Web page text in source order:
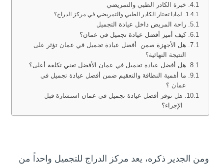
خبرة الكادر الطبي والتمريضي
لماذا تختار الكادر الطبي والتمريضي في مركز الدراج؟
راحة المريض داخل عيادة التجميل
كيف أميز أفضل عيادة تجميل في عمان؟
هل الأجهزة ضمن أفضل عيادة تجميل في عمان تؤثر على
النتيجة النهائية؟
هل أفضل عيادة تجميل في عمان الأفضل تعني تكلفة أعلى؟
ما أهمية النظافة والتعقيم ضمن أفضل عيادة تجميل في
عمان ؟
هل توفر أفضل عيادة تجميل في عمان استشارة قبل
الإجراء؟
ومن الجدير ذكره، يعد مركز الدراج للتجميل واحداً من